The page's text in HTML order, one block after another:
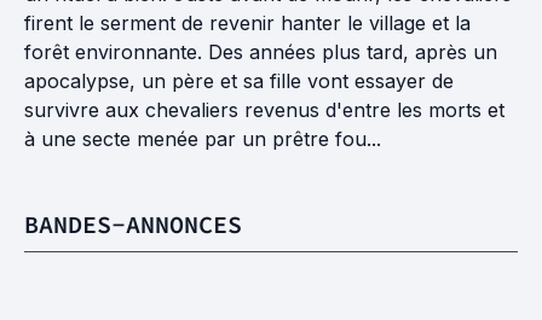
firent le serment de revenir hanter le village et la
forêt environnante. Des années plus tard, après un
apocalypse, un père et sa fille vont essayer de
survivre aux chevaliers revenus d'entre les morts et
à une secte menée par un prêtre fou...
BANDES-ANNONCES